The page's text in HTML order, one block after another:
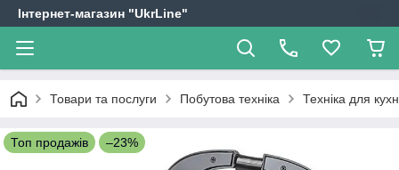
Інтернет-магазин "UkrLine"
Товари та послуги Побутова техніка Техніка для
Топ продажів –23%